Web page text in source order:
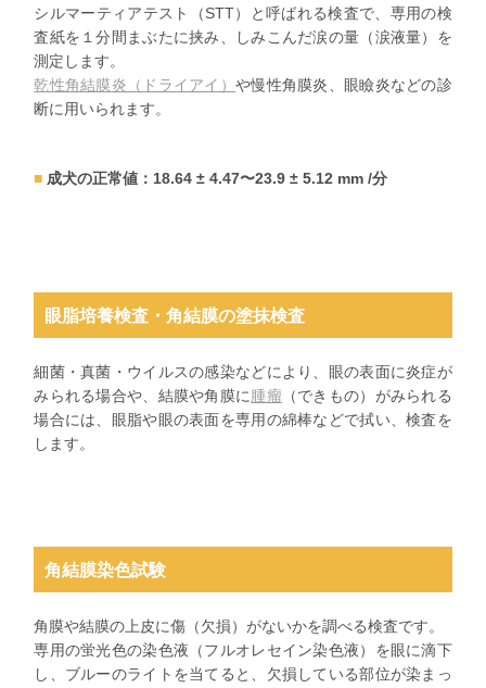
シルマーティアテスト（STT）と呼ばれる検査で、専用の検
査紙を１分間まぶたに挟み、しみこんだ涙の量（涙液量）を
測定します。
乾性角結膜炎（ドライアイ） や慢性角膜炎、眼瞼炎などの診
断に用いられます。
成犬の正常値：18.64 ± 4.47〜23.9 ± 5.12 mm /分
眼脂培養検査・角結膜の塗抹検査
細菌・真菌・ウイルスの感染などにより、眼の表面に炎症が
みられる場合や、結膜や角膜に腫瘤 （できもの）がみられる
場合には、眼脂や眼の表面を専用の綿棒などで拭い、検査を
します。
角結膜染色試験
角膜や結膜の上皮に傷（欠損）がないかを調べる検査です。
専用の蛍光色の染色液（フルオレセイン染色液）を眼に滴下
し、ブルーのライトを当てると、欠損している部位が染まっ